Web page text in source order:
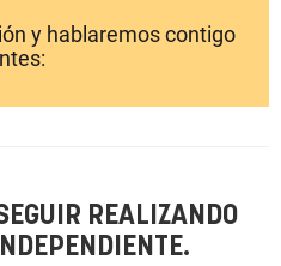
y hablaremos contigo
REALIZANDO